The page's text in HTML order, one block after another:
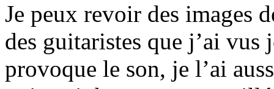
Je peux revoir des images
des guitaristes que j’ai
provoque le son, je l’ai